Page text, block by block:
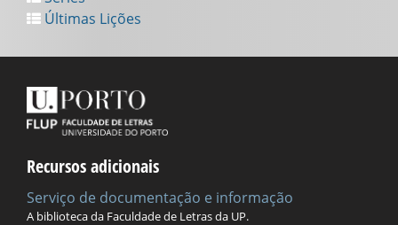
Últimas Lições
Recursos adicionais
Serviço de documentação e informação
A biblioteca da Faculdade de Letras da UP.